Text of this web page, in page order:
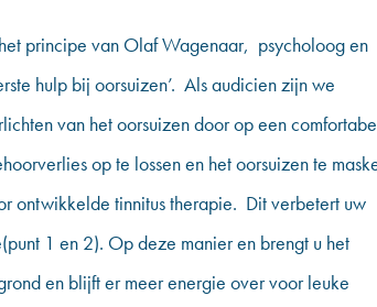
principe van Olaf Wagenaar, psycholoog en
hulp bij oorsuizen’. Als audicien zijn we
van het oorsuizen door op een
op te lossen en het oorsuizen te
ontwikkelde tinnitus therapie. Dit verbetert uw
1 en 2). Op deze manier en brengt u het
en blijft er meer energie over voor leuke